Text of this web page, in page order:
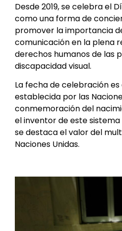
Desde 2019, se celebra el
como una forma de
promover la importancia
comunicación en la plena
derechos humanos de las
discapacidad visual.
La fecha de celebración
establecida por las
conmemoración del
el inventor de este
se destaca el valor del
Naciones Unidas.